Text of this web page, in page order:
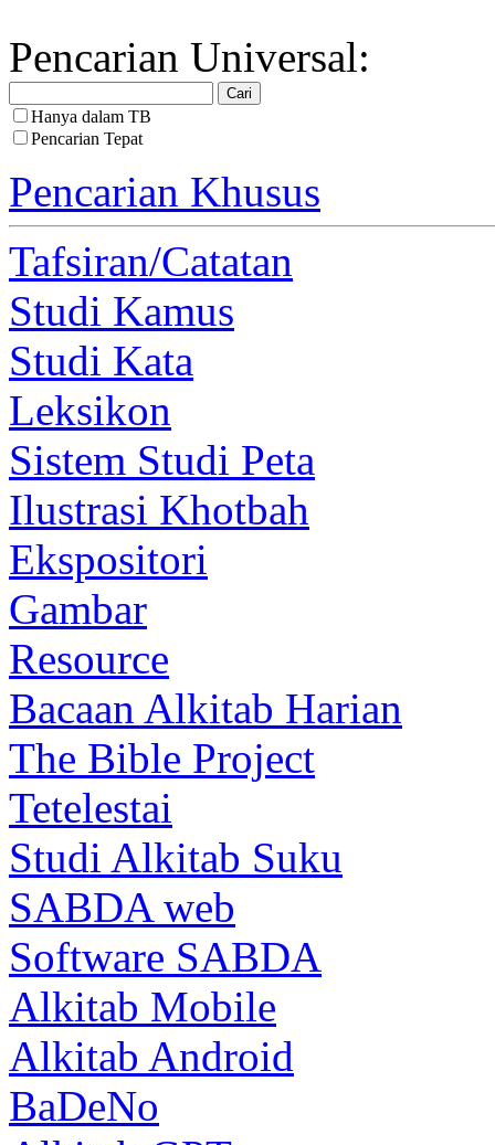
Pencarian Universal:
Hanya dalam TB
Pencarian Tepat
Pencarian Khusus
Tafsiran/Catatan
Studi Kamus
Studi Kata
Leksikon
Sistem Studi Peta
Ilustrasi Khotbah
Ekspositori
Gambar
Resource
Bacaan Alkitab Harian
The Bible Project
Tetelestai
Studi Alkitab Suku
SABDA web
Software SABDA
Alkitab Mobile
Alkitab Android
BaDeNo